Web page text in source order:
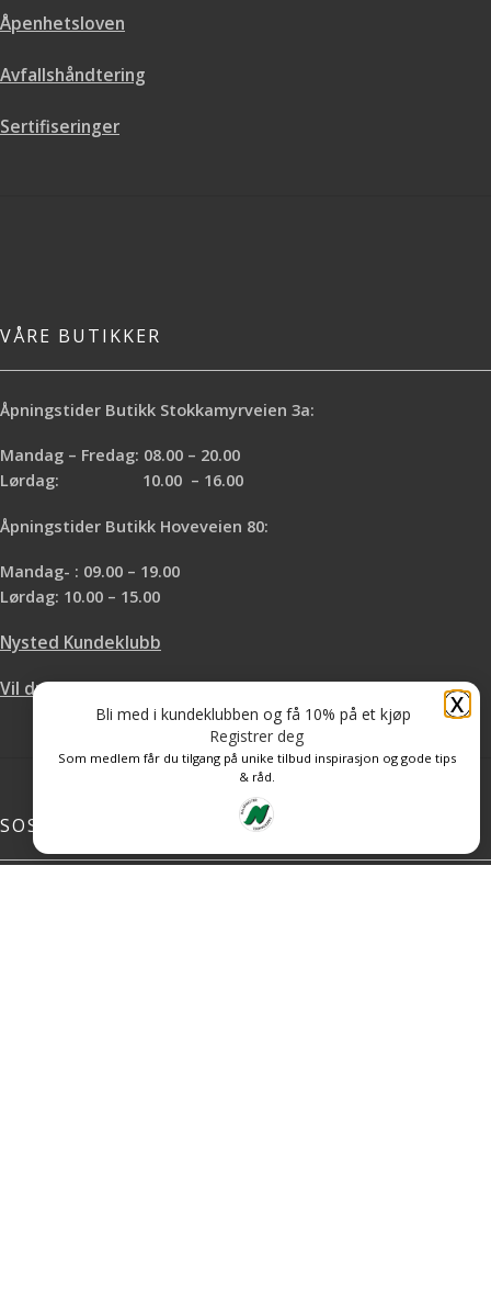
Åpenhetsloven
Avfallshåndtering
Sertifiseringer
VÅRE BUTIKKER
Åpningstider Butikk Stokkamyrveien 3a:
Mandag – Fredag: 08.00 – 20.00
Lørdag: 10.00 – 16.00
Åpningstider Butikk Hoveveien 80:
Mandag- : 09.00 – 19.00
Lørdag: 10.00 – 15.00
Nysted Kundeklubb
Vil du leie hos oss?
SOSIALE MEDIER
X
Bli med i kundeklubben og få 10% på et kjøp
Registrer deg
Som medlem får du tilgang på unike tilbud inspirasjon og gode tips
& råd.